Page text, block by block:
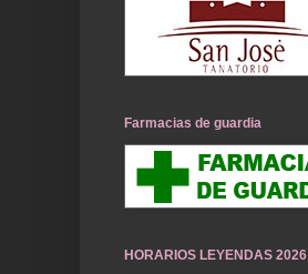
Farmacias de guardia
HORARIOS LEYENDAS 2026